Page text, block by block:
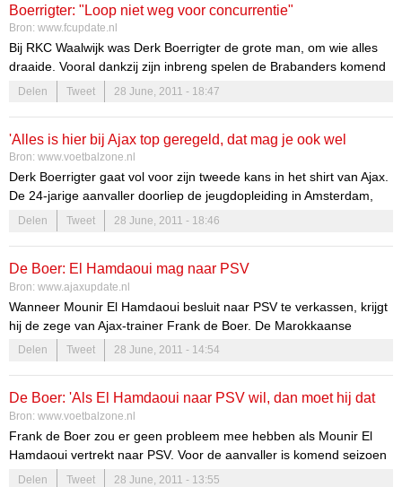
Boerrigter: "Loop niet weg voor concurrentie"
Bron: www.fcupdate.nl
Bij RKC Waalwijk was Derk Boerrigter de grote man, om wie alles
draaide. Vooral dankzij zijn inbreng spelen de Brabanders komend
seizoen weer in de Eredivisie. Zelf hield de aanvaller er een
transfer naar Ajax aan over. Hij beseft maar al te goed dat hij in de
Delen Tweet 28 June, 2011 - 18:47
'Alles is hier bij Ajax top geregeld, dat mag je ook wel
verwachten'
Bron: www.voetbalzone.nl
Derk Boerrigter gaat vol voor zijn tweede kans in het shirt van Ajax.
De 24-jarige aanvaller doorliep de jeugdopleiding in Amsterdam,
maar werd er uiteindelijk te licht bevonden.
Delen Tweet 28 June, 2011 - 18:46
De Boer: El Hamdaoui mag naar PSV
Bron: www.ajaxupdate.nl
Wanneer Mounir El Hamdaoui besluit naar PSV te verkassen, krijgt
hij de zege van Ajax-trainer Frank de Boer. De Marokkaanse
aanvaller kreeg deze week te horen dat hij niet tot de A-selectie
behoort bij Ajax. De Boer en El Hamdaoui spraken recent met
conflict, [...]
Delen Tweet 28 June, 2011 - 14:54
De Boer: 'Als El Hamdaoui naar PSV wil, dan moet hij dat
doen'
Bron: www.voetbalzone.nl
Frank de Boer zou er geen probleem mee hebben als Mounir El
Hamdaoui vertrekt naar PSV. Voor de aanvaller is komend seizoen
geen plaats meer in de selectie van Ajax, zo kreeg hij per brief te
Delen Tweet 28 June, 2011 - 13:55